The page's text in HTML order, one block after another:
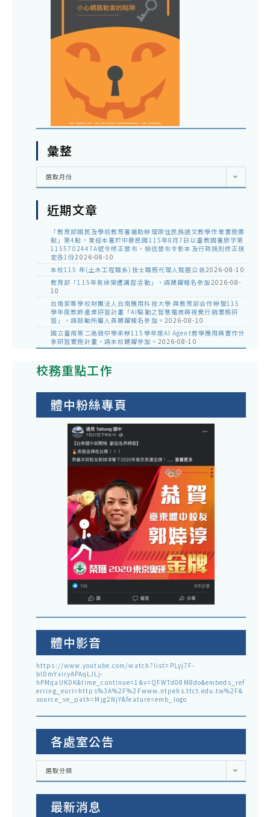
彙整
彙
選取月份
近期文章
「教育部國民及學前教育署補助辦理原住民族語文教學作業實施要
點」第4點，業經本署於中華民國115年8月7日以臺教國署原字第
1155702447A號令修正發布，檢送發布令影本及行政規則修正規
定各1份2026-08-10
本校115 年(土木工程職系)技士職務代理人甄選公告2026-08-10
教育部「115年氣候變遷講習活動」，請踴躍報名參加2026-08-
10
台南家專學校財團法人台南應用科技大學 與教育部合作辦理115
學年度教師產業研習計畫「AI驅動之智慧電商與視覺行銷實務研
習」，請鼓勵所屬人員踴躍報名參加。 2026-08-10
國立臺南第二高級中學承辦115學年度AI Agent教學應用與實作分
享研習實施計畫，請本校踴躍參加。 2026-08-10
校務重點工作
體中粉絲專頁
體中影音
https://www.youtube.com/watch?list=PLyj7F-
blDmYxiryAPAqLJLj-
hPMqaUKDK&time_continue=1&v=QFWTd08M8do&embeds_ref
erring_euri=https%3A%2F%2Fwww.ntpehs.ttct.edu.tw%2F&
source_ve_path=Mjg2NjY&feature=emb_logo
各處室公告
各
室
選取分類
最新消息